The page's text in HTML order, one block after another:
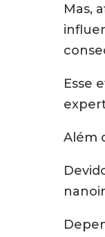
Mas,
Esse
Além